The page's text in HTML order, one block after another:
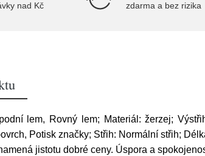
nad Kč zdarma a bez rizika
lem, Rovný lem; Materiál: žerzej;
Potisk značky; Střih: Normální střih;
jistotu dobré ceny. Úspora a